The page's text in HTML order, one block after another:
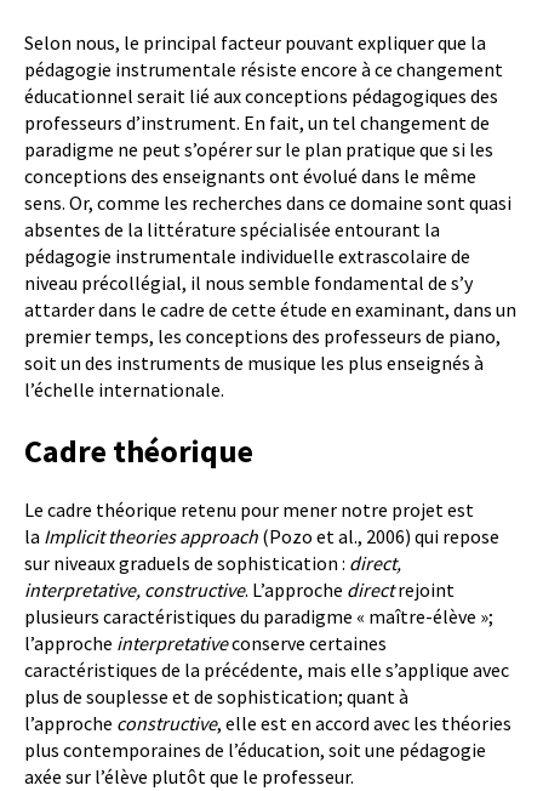
Selon nous, le principal facteur pouvant expliquer que la
pédagogie instrumentale résiste encore à ce changement
éducationnel serait lié aux conceptions pédagogiques des
professeurs d’instrument. En fait, un tel changement de
paradigme ne peut s’opérer sur le plan pratique que si les
conceptions des enseignants ont évolué dans le même
sens. Or, comme les recherches dans ce domaine sont quasi
absentes de la littérature spécialisée entourant la
pédagogie instrumentale individuelle extrascolaire de
niveau précollégial, il nous semble fondamental de s’y
attarder dans le cadre de cette étude en examinant, dans un
premier temps, les conceptions des professeurs de piano,
soit un des instruments de musique les plus enseignés à
l’échelle internationale.
Cadre théorique
Le cadre théorique retenu pour mener notre projet est
la Implicit theories approach (Pozo et al., 2006) qui repose
sur niveaux graduels de sophistication : direct,
interpretative, constructive. L’approche directrejoint
plusieurs caractéristiques du paradigme « maître-élève »;
l’approche interpretativeconserve certaines
caractéristiques de la précédente, mais elle s’applique avec
plus de souplesse et de sophistication; quant à
l’approche constructive, elle est en accord avec les théories
plus contemporaines de l’éducation, soit une pédagogie
axée sur l’élève plutôt que le professeur.